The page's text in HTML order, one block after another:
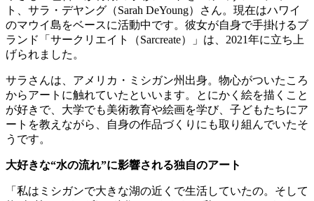
ト、サラ・デヤング（Sarah DeYoung）さん。現在はハワイ
のマウイ島をベースに活動中です。彼女が自身で手掛けるブ
ランド「サークリエイト（Sarcreate）」は、2021年に立ち上
げられました。
サラさんは、アメリカ・ミシガン州出身。物心がついたころ
からアートに触れていたといいます。とにかく絵を描くこと
が好きで、大学でも美術教育や絵画を学び、子どもたちにア
ートを教えながら、自身の作品づくりにも取り組んでいたそ
うです。
大好きな“水の流れ”に影響される独自のアート
「私はミシガンで大きな湖の近くで生活していたの。そして